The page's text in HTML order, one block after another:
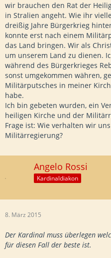
wir brauchen den Rat der
in Stralien angeht. Wie ihr
dreißig Jahre Bürgerkrieg
konnte erst nach einem
das Land bringen. Wir als
um unserem Land zu dienen.
während des Bürgerkrieges
sonst umgekommen währen,
Militärputsches in meiner
habe.
Ich bin gebeten wurden, ein
heiligen Kirche und der
Frage ist: Wie verhalten wir
Militärregierung?
Angelo Rossi
Kardinaldiakon
8. März 2015
Der Kardinal muss überlegen
für diesen Fall der beste ist.